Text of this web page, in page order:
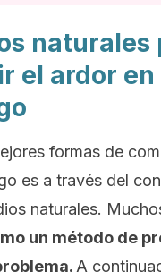
naturales
el ardor en
formas de
es a través del
naturales.
un método de
A